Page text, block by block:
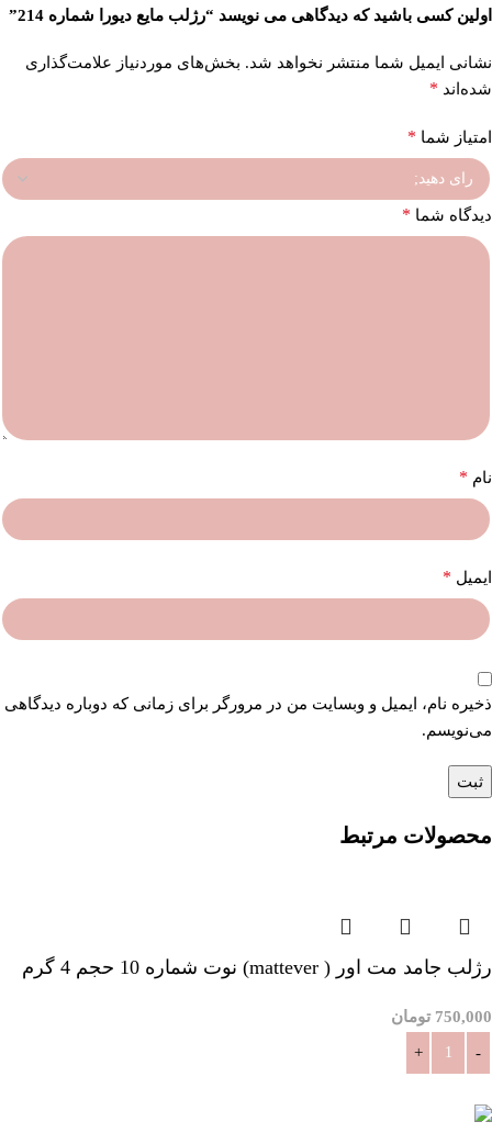
اولین کسی باشید که دیدگاهی می نویسد “رژلب مایع دیورا شماره 214”
نشانی ایمیل شما منتشر نخواهد شد. بخش‌های موردنیاز علامت‌گذاری
شده‌اند *
امتیاز شما *
دیدگاه شما *
نام *
ایمیل *
ذخیره نام، ایمیل و وبسایت من در مرورگر برای زمانی که دوباره دیدگاهی
می‌نویسم.
محصولات مرتبط
رژلب جامد مت اور ( mattever) نوت شماره 10 حجم 4 گرم
750,000 تومان